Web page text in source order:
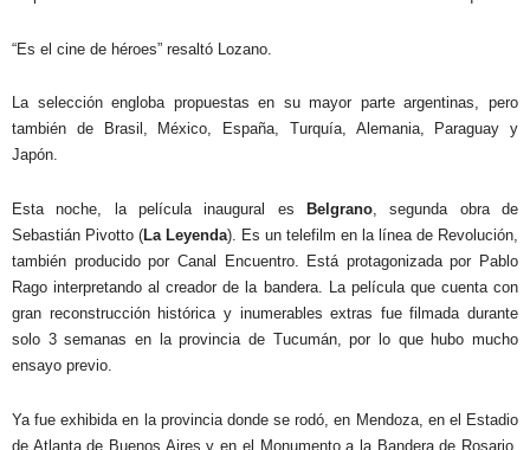
“Es el cine de héroes” resaltó Lozano.
La selección engloba propuestas en su mayor parte argentinas, pero
también de Brasil, México, España, Turquía, Alemania, Paraguay y
Japón.
Esta noche, la película inaugural es Belgrano, segunda obra de
Sebastián Pivotto (La Leyenda). Es un telefilm en la línea de Revolución,
también producido por Canal Encuentro. Está protagonizada por Pablo
Rago interpretando al creador de la bandera. La película que cuenta con
gran reconstrucción histórica y inumerables extras fue filmada durante
solo 3 semanas en la provincia de Tucumán, por lo que hubo mucho
ensayo previo.
Ya fue exhibida en la provincia donde se rodó, en Mendoza, en el Estadio
de Atlanta de Buenos Aires y en el Monumento a la Bandera de Rosario,